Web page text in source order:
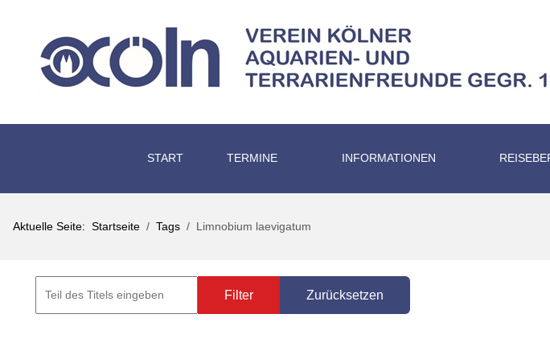
START TERMINE INFORMATIONEN
Aktuelle Seite: Startseite Tags Limnobium laevigatum
Filter Zurücksetzen